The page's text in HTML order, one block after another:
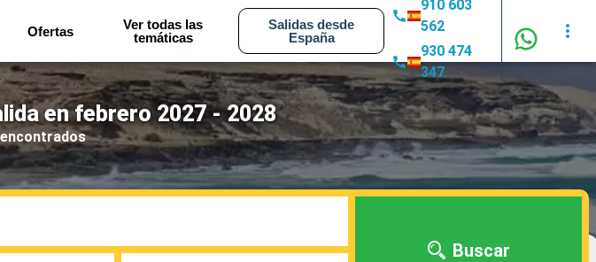
Ofertas
Ver todas las
temáticas
Salidas desde
España
910 603
562
930 474
347
en febrero 2027 - 2028
Buscar